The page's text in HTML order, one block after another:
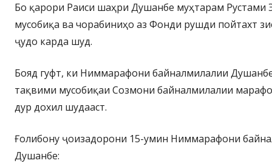
Бо қарори Раиси шаҳри Душанбе муҳтарам Рустами
мусобиқа ва чорабиниҳо аз Фонди рушди пойтахт
ҷудо карда шуд.
Бояд гуфт, ки Ниммарафони байналмилалии
тақвими мусобиқаи Созмони байналмилалии
дур дохил шудааст.
Ғолибону ҷоизадорони 15-умин Ниммарафони
Душанбе: